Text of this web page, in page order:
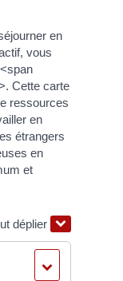
en
vous
Cette carte
ressources
en
étrangers
en
et
déplier